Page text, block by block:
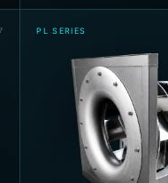
PL SERIES